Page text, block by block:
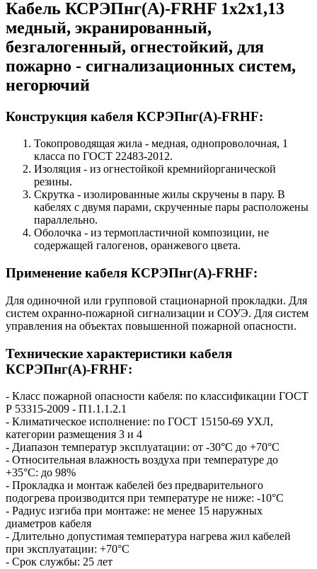
Кабель КСРЭПнг(А)-FRHF 1х2х1,13
медный, экранированный,
безгалогенный, огнестойкий, для
пожарно - сигнализационных систем,
негорючий
Конструкция кабеля КСРЭПнг(А)-FRHF:
Токопроводящая жила - медная, однопроволочная, 1
класса по ГОСТ 22483-2012.
Изоляция - из огнестойкой кремнийорганической
резины.
Скрутка - изолированные жилы скручены в пару. В
кабелях с двумя парами, скрученные пары расположены
параллельно.
Оболочка - из термопластичной композиции, не
содержащей галогенов, оранжевого цвета.
Применение кабеля КСРЭПнг(А)-FRHF:
Для одиночной или групповой стационарной прокладки. Для
систем охранно-пожарной сигнализации и СОУЭ. Для систем
управления на объектах повышенной пожарной опасности.
Технические характеристики кабеля
КСРЭПнг(А)-FRHF:
- Класс пожарной опасности кабеля: по классификации ГОСТ
Р 53315-2009 - П1.1.1.2.1
- Климатическое исполнение: по ГОСТ 15150-69 УХЛ,
категории размещения 3 и 4
- Диапазон температур эксплуатации: от -30°С до +70°С
- Относительная влажность воздуха при температуре до
+35°С: до 98%
- Прокладка и монтаж кабелей без предварительного
подогрева производится при температуре не ниже: -10°С
- Радиус изгиба при монтаже: не менее 15 наружных
диаметров кабеля
- Длительно допустимая температура нагрева жил кабелей
при эксплуатации: +70°С
- Срок службы: 25 лет